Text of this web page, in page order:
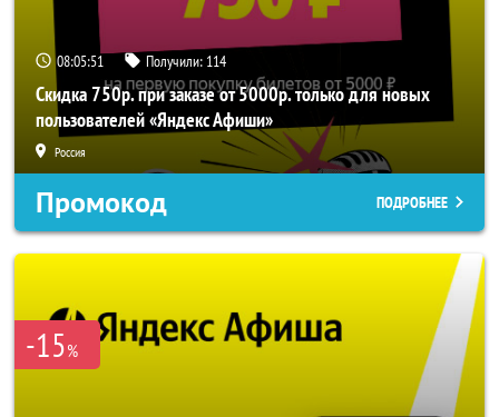
08:05:50 Получили: 114
Скидка 750р. при заказе от 5000р. только для новых
пользователей «Яндекс Афиши»
Россия
Промокод ПОДРОБНЕЕ
-15%